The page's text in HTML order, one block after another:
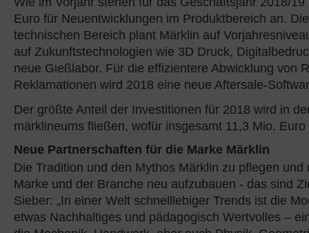
Euro für Neuentwicklungen im Produktbereich an.
technischen Bereich plant Märklin auf
auf Zukunftstechnologien wie 3D Druck,
neue Gießlabor. Für die effizientere Abwicklung von
Reklamationen wird 2018 eine neue Aftersale-
Der größte Anteil der Investitionen für 2018 wird in
märklineums fließen, wofür insgesamt 11,3 Mio.
Neue Partnerschaften für die Marke Märklin
Die Tradition und den Mythos Märklin zu pflegen und
Marke und der Branche neu aufzubauen - das sind
Sieber: „In einer Welt schnelllebiger Trends ist die
etwas Nachhaltiges und pädagogisch Wertvolles –